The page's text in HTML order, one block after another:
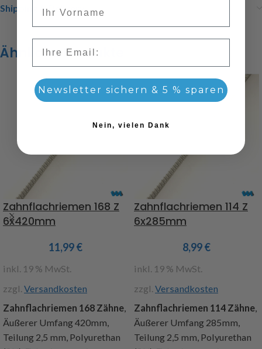
Shipping & Delivery
Ähnliche Produkte
Zahnflachriemen 168 Z
6x420mm
11,99€
inkl. 19 % MwSt.
zzgl. Versandkosten
Zahnflachriemen 168 Zähne,
Äußerer Umfang 420mm,
Teilung 2,5 mm, Polyurethan
Zahnflachriemen 114 Z
6x285mm
8,99€
inkl. 19 % MwSt.
zzgl. Versandkosten
Zahnflachriemen 114 Zähne,
Äußerer Umfang 285mm,
Teilung 2,5 mm, Polyurethan
Newsletter sichern & 5 % sparen
Nein, vielen Dank